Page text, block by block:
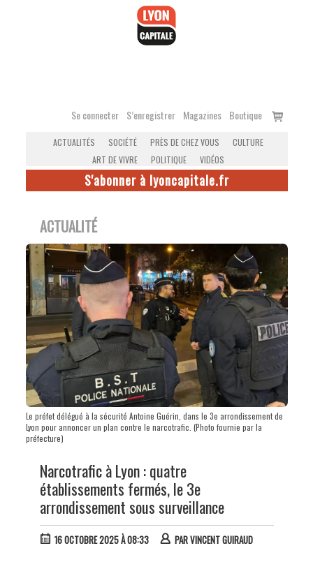
Se connecter S’enregistrer Magazines Boutique
Voir
ACTUALITÉS SOCIÉTÉ PRÈS DE CHEZ VOUS
CULTURE
ART DE VIVRE
POLITIQUE VIDÉOS
S'abonner à lyoncapitale.fr
ACTUALITÉ
Le préfet délégué à la sécurité Antoine Guérin, dans le 3e arrondissement de
Lyon pour annoncer un plan contre le narcotrafic. (Photo fournie par la
préfecture)
Narcotrafic à Lyon : quatre
établissements fermés, le 3e
arrondissement sous surveillance
16 OCTOBRE 2025 À 08:33 PARVINCENT GUIRAUD